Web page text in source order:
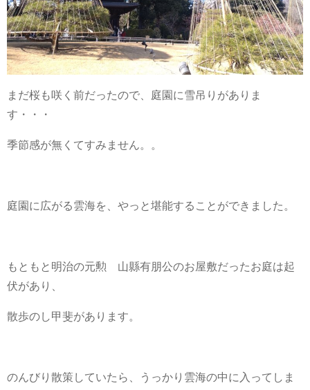
まだ桜も咲く前だったので、庭園に雪吊りがありま
す・・・
季節感が無くてすみません。。
庭園に広がる雲海を、やっと堪能することができました。
もともと明治の元勲 山縣有朋公のお屋敷だったお庭は起
伏があり、
散歩のし甲斐があります。
のんびり散策していたら、うっかり雲海の中に入ってしま